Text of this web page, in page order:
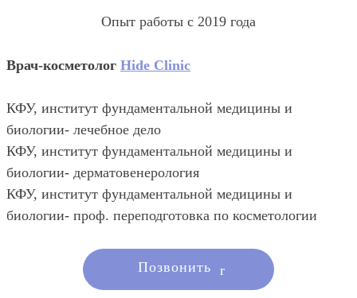
Опыт работы с 2019 года
Врач-косметолог Hide Clinic
КФУ, институт фундаментальной медицины и
биологии- лечебное дело
КФУ, институт фундаментальной медицины и
биологии- дерматовенерология
КФУ, институт фундаментальной медицины и
биологии- проф. переподготовка по косметологии
Позвонить